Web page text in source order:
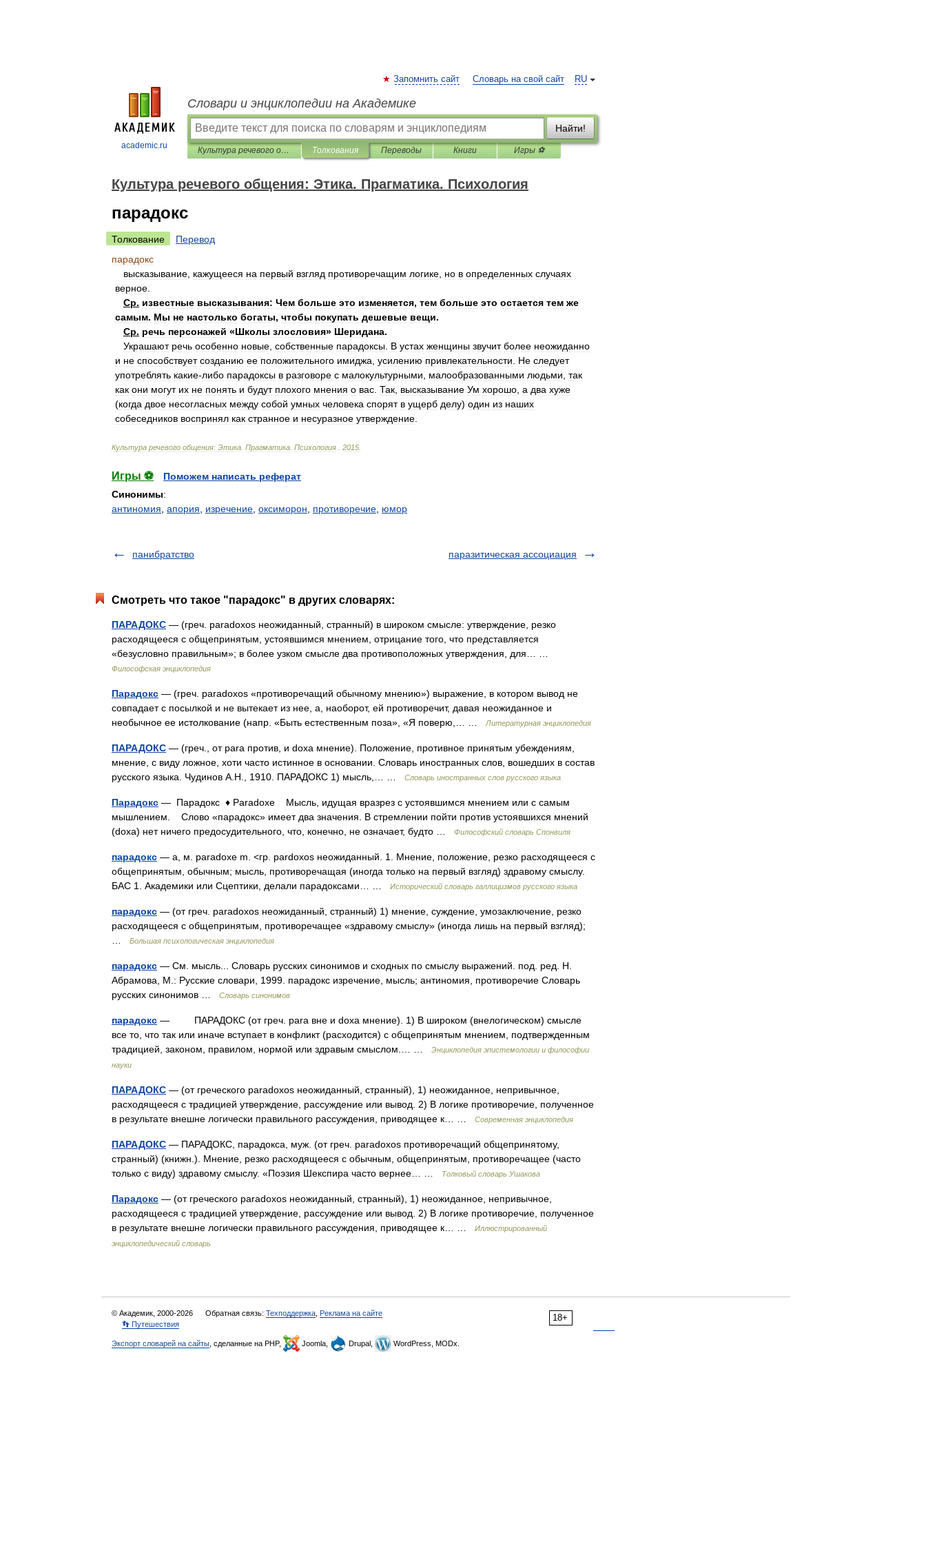
academic.ru
RU
Запомнить сайт Словарь на свой сайт
Словари и энциклопедии на Академике
Найти!
Культура речевого общения: Этика. Прагматика. Психология Толкования Переводы Книги Игры ⚽
Культура речевого общения: Этика. Прагматика. Психология
парадокс
Толкование
Перевод
парадокс
высказывание кажущееся на первый взгляд противоречащим логике но в определенных случаях
верное
Ср. известные высказывания: Чем больше это изменяется, тем больше это остается тем же
самым. Мы не настолько богаты, чтобы покупать дешевые вещи.
Ср. речь персонажей «Школы злословия» Шеридана.
Украшают речь особенно новые собственные парадоксы В устах женщины звучит более неожиданно
и не способствует созданию ее положительного имиджа усилению привлекательности Не следует
употреблять какие-либо парадоксы в разговоре с малокультурными малообразованными людьми так
как они могут их не понять и будут плохого мнения о вас Так высказывание Ум хорошо а два хуже
(когда двое несогласных между собой умных человека спорят в ущерб делу) один из наших
собеседников воспринял как странное и несуразное утверждение
Культура речевого общения: Этика Прагматика Психология 2015
Игры ⚽
Поможем написать реферат
Синонимы:
антиномия апория изречение оксиморон противоречие юмор
панибратство паразитическая ассоциация
Смотреть что такое "парадокс" в других словарях:
ПАРАДОКС — (греч. paradoxos неожиданный, странный) в широком смысле: утверждение, резко
расходящееся с общепринятым, устоявшимся мнением, отрицание того, что представляется
«безусловно правильным»; в более узком смысле два противоположных утверждения, для… …
Философская энциклопедия
Парадокс — (греч. paradoxos «противоречащий обычному мнению») выражение, в котором вывод не
совпадает с посылкой и не вытекает из нее, а, наоборот, ей противоречит, давая неожиданное и
необычное ее истолкование (напр. «Быть естественным поза», «Я поверю,… …
Литературная энциклопедия
ПАРАДОКС — (греч., от para против, и doxa мнение). Положение, противное принятым убеждениям,
мнение, с виду ложное, хоти часто истинное в основании. Словарь иностранных слов, вошедших в состав
русского языка. Чудинов А.Н., 1910. ПАРАДОКС 1) мысль,… …
Словарь иностранных слов русского языка
Парадокс — Парадокс ♦ Paradoxe Мысль, идущая вразрез с устоявшимся мнением или с самым
мышлением. Слово «парадокс» имеет два значения. В стремлении пойти против устоявшихся мнений
(doxa) нет ничего предосудительного, что, конечно, не означает, будто …
Философский словарь Спонвиля
парадокс — а, м. paradoxe m. <гр. pardoxos неожиданный. 1. Мнение, положение, резко расходящееся с
общепринятым, обычным; мысль, противоречащая (иногда только на первый взгляд) здравому смыслу.
БАС 1. Академики или Сцептики, делали парадоксами… …
Исторический словарь галлицизмов русского языка
парадокс — (от греч. paradoxos неожиданный, странный) 1) мнение, суждение, умозаключение, резко
расходящееся с общепринятым, противоречащее «здравому смыслу» (иногда лишь на первый взгляд);
Большая психологическая энциклопедия
парадокс — См. мысль... Словарь русских синонимов и сходных по смыслу выражений. под. ред. Н.
Абрамова, М.: Русские словари, 1999. парадокс изречение, мысль; антиномия, противоречие Словарь
русских синонимов …
Словарь синонимов
парадокс — ПАРАДОКС (от греч. para вне и doxa мнение). 1) В широком (внелогическом) смысле
все то, что так или иначе вступает в конфликт (расходится) с общепринятым мнением, подтвержденным
традицией, законом, правилом, нормой или здравым смыслом.… …
Энциклопедия эпистемологии и философии
науки
ПАРАДОКС — (от греческого paradoxos неожиданный, странный), 1) неожиданное, непривычное,
расходящееся с традицией утверждение, рассуждение или вывод. 2) В логике противоречие, полученное
в результате внешне логически правильного рассуждения, приводящее к… …
Современная энциклопедия
ПАРАДОКС — ПАРАДОКС, парадокса, муж. (от греч. paradoxos противоречащий общепринятому,
странный) (книжн.). Мнение, резко расходящееся с обычным, общепринятым, противоречащее (часто
только с виду) здравому смыслу. «Поэзия Шекспира часто вернее… …
Толковый словарь Ушакова
Парадокс — (от греческого paradoxos неожиданный, странный), 1) неожиданное, непривычное,
расходящееся с традицией утверждение, рассуждение или вывод. 2) В логике противоречие, полученное
в результате внешне логически правильного рассуждения, приводящее к… …
Иллюстрированный
энциклопедический словарь
18+
© Академик, 2000-2026 Обратная связь: Техподдержка Реклама на сайте
👣 Путешествия
Экспорт словарей на сайты , сделанные на PHP, Joomla, Drupal, WordPress, MODx.